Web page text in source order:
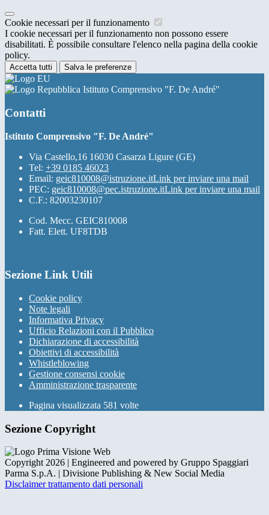
Cookie necessari per il funzionamento
I cookie necessari per il funzionamento non possono essere
disabilitati. È possibile consultare l'elenco nella pagina della cookie
policy.
Accetta tutti Salva le preferenze
Istituto Comprensivo "F. De André"
Contatti
Istituto Comprensivo "F. De André"
Via Castello,16 16030 Casarza Ligure (GE)
Tel: +39 0185 46023
Email: geic810008@istruzione.itLink per inviare una mail
PEC: geic810008@pec.istruzione.itLink per inviare una mail
C.F.: 82003230107
Cod. Mecc. GEIC810008
Fatt. Elett. UF8TDB
Sezione Link Utili
Cookie policy
Note legali
Informativa Privacy
Ufficio Relazioni con il Pubblico
Dichiarazione di accessibilità
Obiettivi di accessibilità
Whistleblowing
Gestione consensi cookie
Amministrazione trasparente
Pagina visualizzata 581 volte
Sezione Copyright
Copyright 2026 | Engineered and powered by Gruppo Spaggiari
Parma S.p.A. | Divisione Publishing & New Social Media
Disclaimer trattamento dati personali